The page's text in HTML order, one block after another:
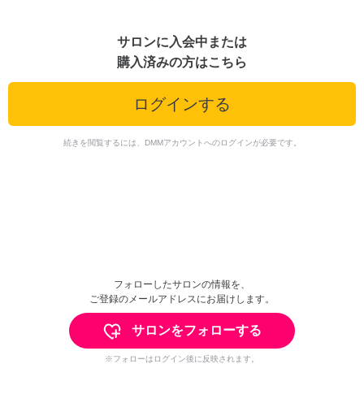
サロンに入会中または
購入済みの方はこちら
ログインする
続きを閲覧するには、DMMアカウントへのログインが必要です。
フォローしたサロンの情報を、
ご登録のメールアドレスにお届けします。
サロンをフォローする
※フォローはログイン後に反映されます。